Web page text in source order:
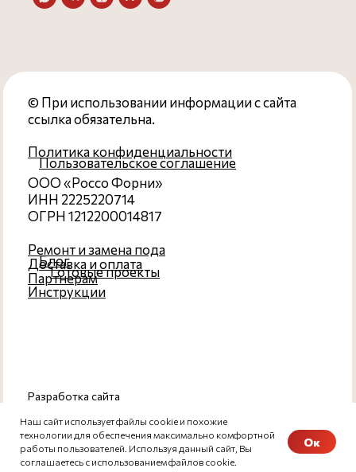
Наш сайт использует файлы cookie и похожие
технологии для обеспечения максимально комфортной
работы пользователей. Используя данный сайт, Вы
соглашаетесь с использованием файлов cookie.
Ок